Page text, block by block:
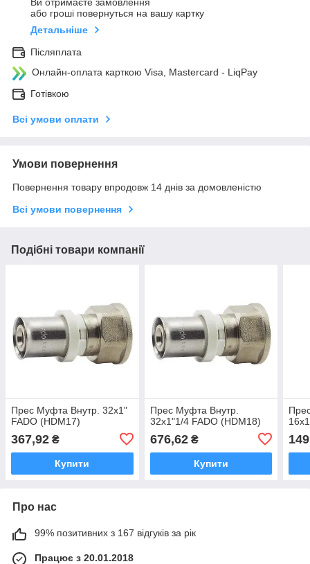
Ви отримаєте замовлення
або гроші повернуться на вашу картку
Детальніше
Післяплата
Онлайн-оплата карткою Visa, Mastercard - LiqPay
Готівкою
Всі умови оплати
Умови повернення
Повернення товару впродовж 14 днів за домовленістю
Всі умови повернення
Подібні товари компанії
Прес Муфта Внутр. 32x1"
FADO (HDM17)
367,92 ₴
Купити
Прес Муфта Внутр.
32x1"1/4 FADO (HDM18)
676,62₴
Купити
Про нас
99% позитивних з 167 відгуків за рік
Працює з 20.01.2018